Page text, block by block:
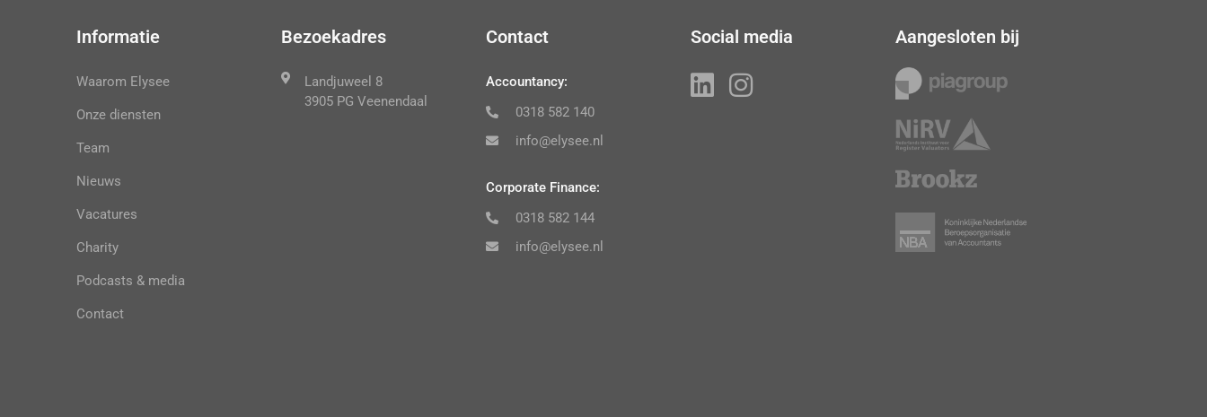
Informatie
Waarom Elysee
Onze diensten
Team
Nieuws
Vacatures
Charity
Podcasts & media
Contact
Bezoekadres
Landjuweel 8
3905 PG Veenendaal
Contact
Accountancy:
0318 582 140
info@elysee.nl
Corporate Finance:
0318 582 144
info@elysee.nl
Social media Aangesloten bij